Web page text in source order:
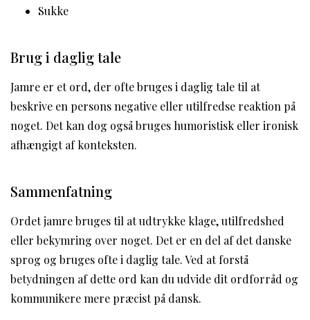
Sukke
Brug i daglig tale
Jamre er et ord, der ofte bruges i daglig tale til at
beskrive en persons negative eller utilfredse reaktion på
noget. Det kan dog også bruges humoristisk eller ironisk
afhængigt af konteksten.
Sammenfatning
Ordet jamre bruges til at udtrykke klage, utilfredshed
eller bekymring over noget. Det er en del af det danske
sprog og bruges ofte i daglig tale. Ved at forstå
betydningen af dette ord kan du udvide dit ordforråd og
kommunikere mere præcist på dansk.